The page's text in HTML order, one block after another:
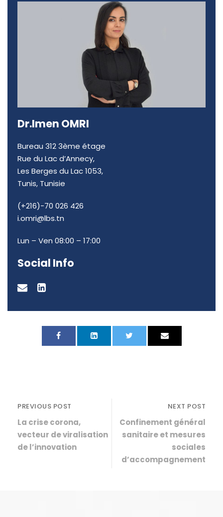
Dr.Imen OMRI
Bureau 312 3ème étage
Rue du Lac d’Annecy,
Les Berges du Lac 1053,
Tunis, Tunisie
(+216)-70 026 426
i.omri@lbs.tn
Lun – Ven 08:00 – 17:00
Social Info
PREVIOUS POST
La crise corona,
vecteur de viralisation
de l’innovation
NEXT POST
Confinement général
sanitaire et mesures
sociales
d’accompagnement